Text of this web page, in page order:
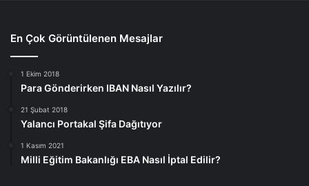
En Çok Görüntülenen Mesajlar
1 Ekim 2018
Para Gönderirken IBAN Nasıl Yazılır?
21 Şubat 2018
Yalancı Portakal Şifa Dağıtıyor
1 Kasım 2021
Milli Eğitim Bakanlığı EBA Nasıl İptal Edilir?